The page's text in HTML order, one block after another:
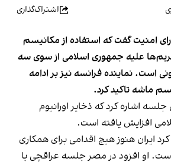
اشتراک‌گذاری
امنیت گفت که استفاده از مکانیسم
علیه جمهوری اسلامی از سوی سه
است. نماینده فرانسه نیز بر ادامه
ماشه تاکید کرد.
اشاره کرد که ذخایر اورانیوم
افزایش یافته است.
ایران هنوز هیچ اقدامی برای همکاری
است. او افزود در مصر جلسه عراقچی با